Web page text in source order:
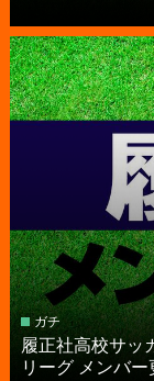
ガチ
履正社高校サッ
リーグ メンバー